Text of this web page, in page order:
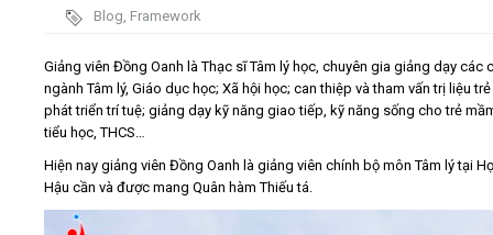
Video
Kiến thức
Liên hệ - Đăng ký
Blog, Framework
Giảng viên Đồng Oanh là Thạc sĩ Tâm lý học, chuyên gia giảng dạy các
ngành Tâm lý, Giáo dục học; Xã hội học; can thiệp và tham vấn trị liệu
phát triển trí tuệ; giảng dạy kỹ năng giao tiếp, kỹ năng sống cho trẻ
tiểu học, THCS…
Hiện nay giảng viên Đồng Oanh là giảng viên chính bộ môn Tâm lý tại
Hậu cần và được mang Quân hàm Thiếu tá.